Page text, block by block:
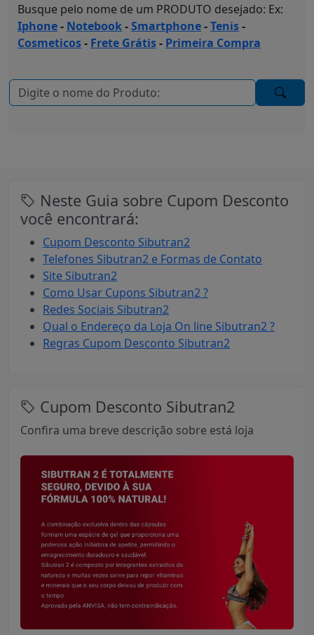
Busque pelo nome de um PRODUTO desejado: Ex:
Iphone- Notebook-Smartphone-Tenis-
Cosmeticos- Frete Grátis- Primeira Compra
Neste Guia sobre Cupom Desconto
você encontrará:
Cupom Desconto Sibutran2
Telefones Sibutran2 e Formas de Contato
Site Sibutran2
Como Usar Cupons Sibutran2 ?
Redes Sociais Sibutran2
Qual o Endereço da Loja On line Sibutran2 ?
Regras Cupom Desconto Sibutran2
Cupom Desconto Sibutran2
Confira uma breve descrição sobre está loja